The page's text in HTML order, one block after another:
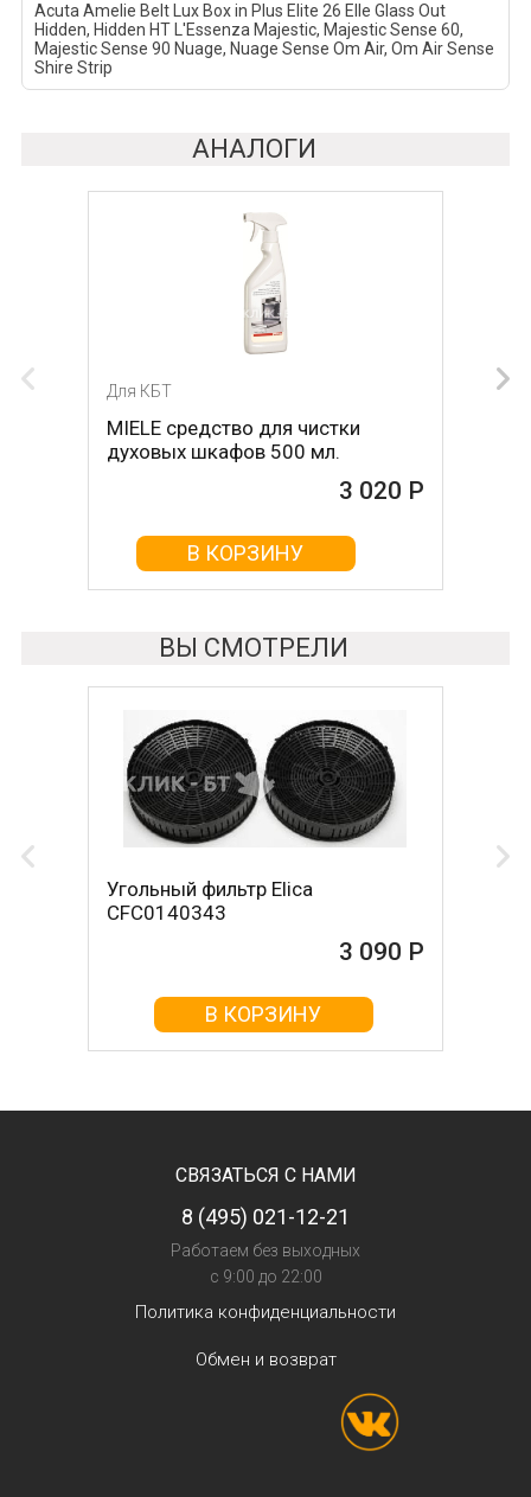
Acuta Amelie Belt Lux Box in Plus Elite 26 Elle Glass Out
Hidden, Hidden HT L'Essenza Majestic, Majestic Sense 60,
Majestic Sense 90 Nuage, Nuage Sense Om Air, Om Air Sense
Shire Strip
АНАЛОГИ
Для КБТ
MIELE средство для чистки
духовых шкафов 500 мл.
3 020 Р
В КОРЗИНУ
ВЫ СМОТРЕЛИ
Угольный фильтр Elica
CFC0140343
3 090 Р
В КОРЗИНУ
СВЯЗАТЬСЯ С НАМИ
8 (495) 021-12-21
Работаем без выходных
с 9:00 до 22:00
Политика конфиденциальности
Обмен и возврат